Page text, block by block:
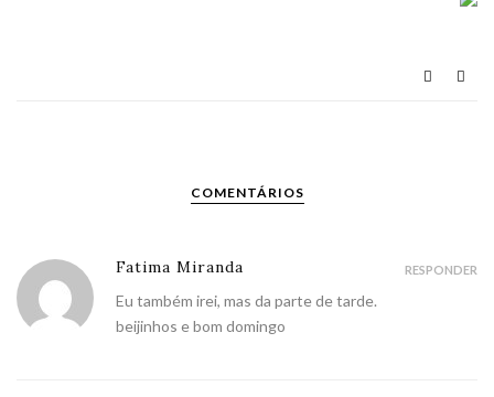
COMENTÁRIOS
Fatima Miranda
Eu também irei, mas da parte de tarde.
beijinhos e bom domingo
RESPONDER